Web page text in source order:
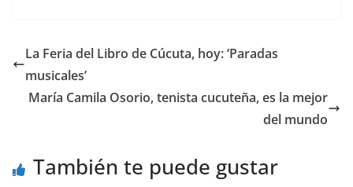
La Feria del Libro de Cúcuta, hoy: ‘Paradas
musicales’
María Camila Osorio, tenista cucuteña, es la mejor
del mundo
También te puede gustar